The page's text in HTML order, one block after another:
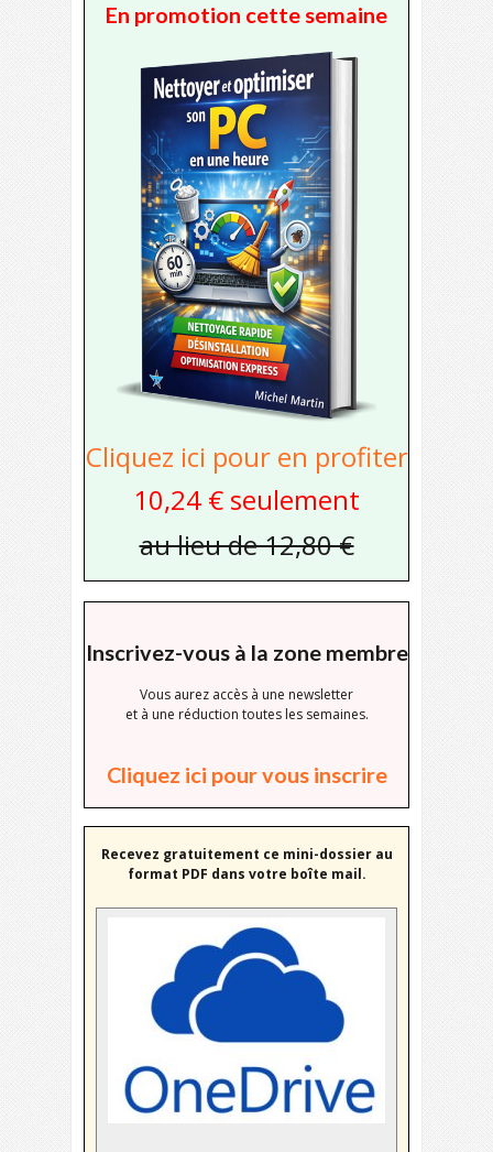
En promotion cette semaine
Cliquez ici pour en profiter
10,24 € seulement
au lieu de 12,80 €
Inscrivez-vous à la zone membre
Vous aurez accès à une newsletter
et à une réduction toutes les semaines.
Cliquez ici pour vous inscrire
Recevez gratuitement ce mini-dossier au
format PDF dans votre boîte mail.